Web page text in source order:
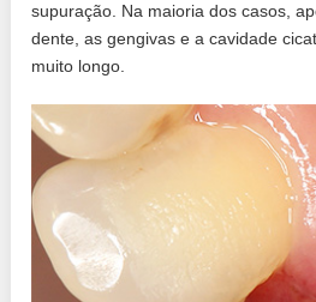
supuração. Na maioria dos casos,
dente, as gengivas e a cavidade
muito longo.